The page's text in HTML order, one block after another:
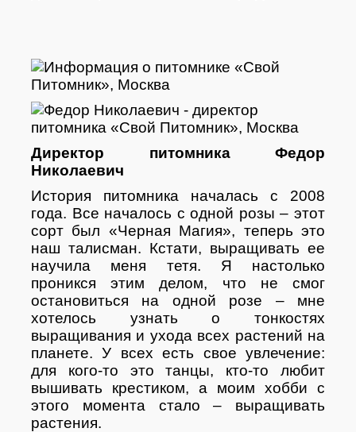
Директор питомника Федор
Николаевич
История питомника началась с 2008
года. Все началось с одной розы – этот
сорт был «Черная Магия», теперь это
наш талисман. Кстати, выращивать ее
научила меня тетя. Я настолько
проникся этим делом, что не смог
остановиться на одной розе – мне
хотелось узнать о тонкостях
выращивания и ухода всех растений на
планете. У всех есть свое увлечение:
для кого-то это танцы, кто-то любит
вышивать крестиком, а моим хобби с
этого момента стало – выращивать
растения.